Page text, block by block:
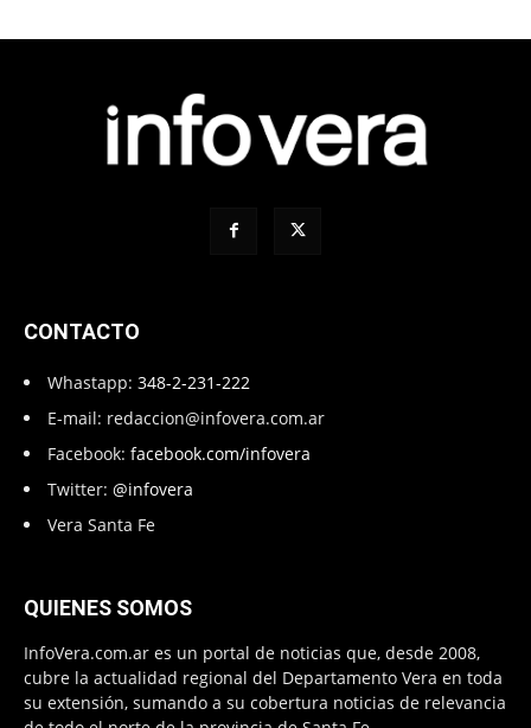
CONTACTO
Whastapp: 348-2-231-222
E-mail: redaccion@infovera.com.ar
Facebook: facebook.com/infovera
Twitter: @infovera
Vera Santa Fe
QUIENES SOMOS
InfoVera.com.ar es un portal de noticias que, desde 2008,
cubre la actualidad regional del Departamento Vera en toda
su extensión, sumando a su cobertura noticias de relevancia